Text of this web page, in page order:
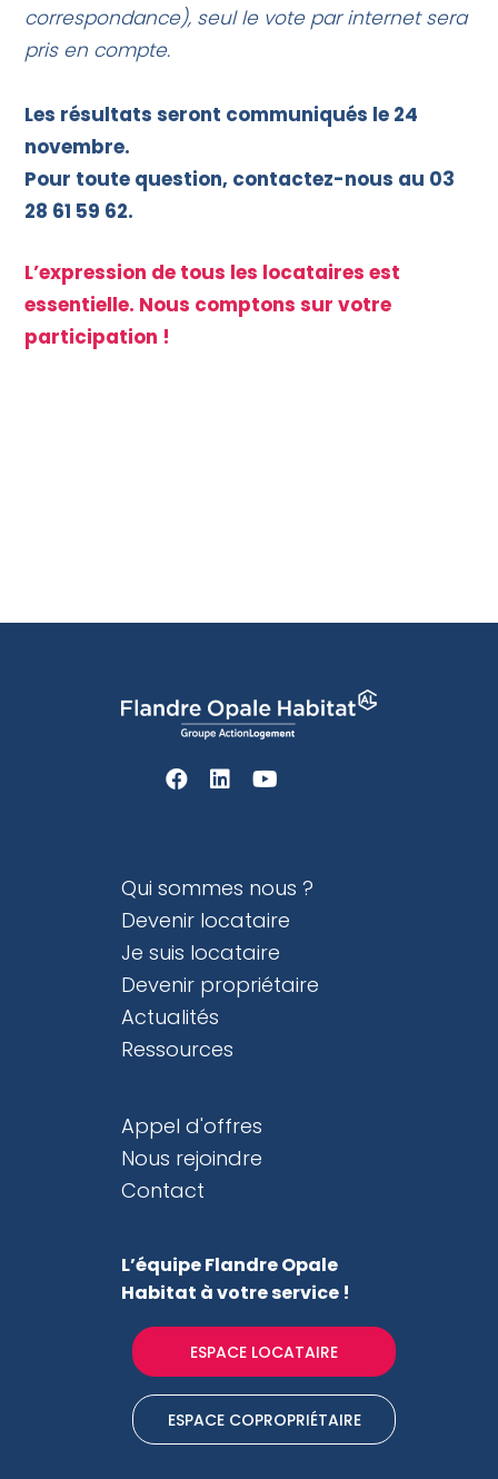
correspondance), seul le vote par internet sera
pris en compte.
Les résultats seront communiqués le 24
novembre.
Pour toute question, contactez-nous au 03
28 61 59 62.
L’expression de tous les locataires est
essentielle. Nous comptons sur votre
participation !
Qui sommes nous ?
Devenir locataire
Je suis locataire
Devenir propriétaire
Actualités
Ressources
Appel d'offres
Nous rejoindre
Contact
L’équipe Flandre Opale
Habitat à votre service !
ESPACE LOCATAIRE
ESPACE COPROPRIÉTAIRE